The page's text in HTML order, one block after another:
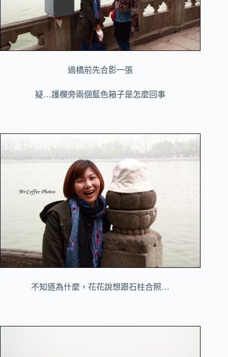
過橋前先合影一張
疑…護欄旁兩個藍色箱子是怎麼回事
不知道為什麼，花花說想跟石柱合照…